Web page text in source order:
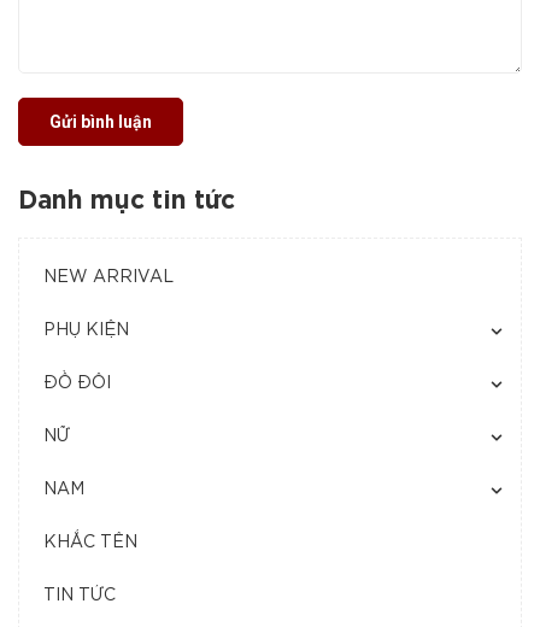
Gửi bình luận
Danh mục tin tức
NEW ARRIVAL
PHỤ KIỆN
ĐỒ ĐÔI
NỮ
NAM
KHẮC TÊN
TIN TỨC